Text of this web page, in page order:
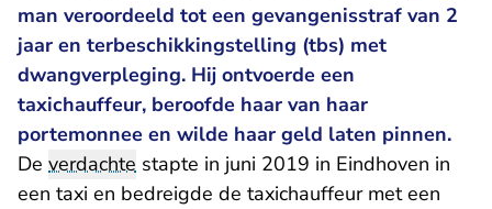
man veroordeeld tot een gevangenisstraf van 2
jaar en terbeschikkingstelling (tbs) met
dwangverpleging. Hij ontvoerde een
taxichauffeur, beroofde haar van haar
portemonnee en wilde haar geld laten pinnen.
De verdachte stapte in juni 2019 in Eindhoven in
een taxi en bedreigde de taxichauffeur met een